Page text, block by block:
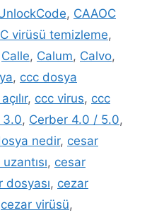
, CAAOC
virüsü temizleme,
Calle, Calum, Calvo,
, ccc dosya
, ccc virus, ccc
3.0, Cerber 4.0 / 5.0,
nedir, cesar
, cesar
dosyası, cezar
cezar virüsü,